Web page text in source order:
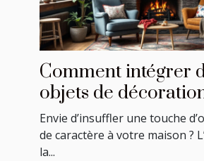
Comment intégrer
objets de
américains dans
intérieur ?
Envie d’insuffler une touche
de caractère à votre maison ?
la...